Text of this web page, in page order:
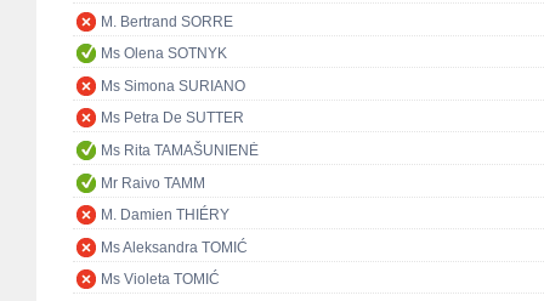
M. Bertrand SORRE
Ms Olena SOTNYK
Ms Simona SURIANO
Ms Petra De SUTTER
Ms Rita TAMAŠUNIENĖ
Mr Raivo TAMM
M. Damien THIÉRY
Ms Aleksandra TOMIĆ
Ms Violeta TOMIĆ